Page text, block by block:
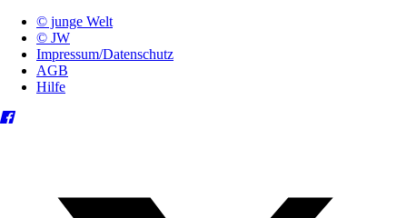
© junge Welt
© JW
Impressum/Datenschutz
AGB
Hilfe